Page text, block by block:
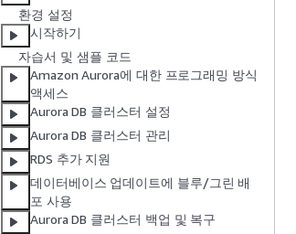
환경 설정
시작하기
자습서 및 샘플 코드
Amazon Aurora에 대한 프로그래밍 방식
액세스
Aurora DB 클러스터 설정
Aurora DB 클러스터 관리
RDS 추가 지원
데이터베이스 업데이트에 블루/그린 배
포 사용
Aurora DB 클러스터 백업 및 복구